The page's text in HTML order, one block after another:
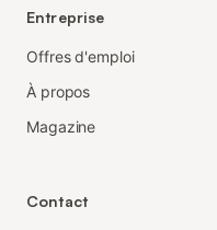
Entreprise
Offres d'emploi
À propos
Magazine
Contact